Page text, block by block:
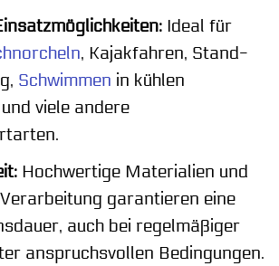
Ideal für
, Kajakfahren, Stand-
Schwimmen in kühlen
viele andere
Hochwertige Materialien und
garantieren eine
auch bei regelmäßiger
anspruchsvollen Bedingungen.